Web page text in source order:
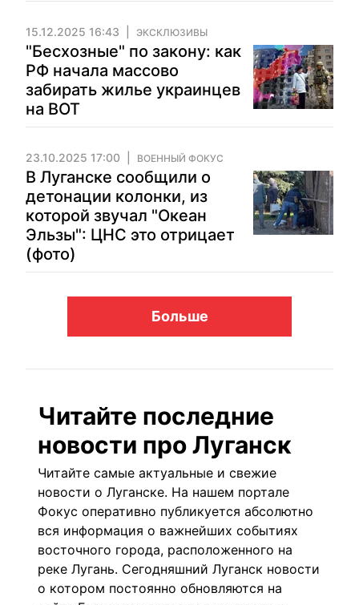
15.12.2025 16:43 ЭКСКЛЮЗИВЫ
"Бесхозные" по закону: как
РФ начала массово
забирать жилье украинцев
на ВОТ
23.10.2025 17:00 ВОЕННЫЙ ФОКУС
В Луганске сообщили о
детонации колонки, из
которой звучал "Океан
Эльзы": ЦНС это отрицает
(фото)
Больше
Читайте последние
новости про Луганск
Читайте самые актуальные и свежие
новости о Луганске. На нашем портале
Фокус оперативно публикуется абсолютно
вся информация о важнейших событиях
восточного города, расположенного на
реке Лугань. Сегодняшний Луганск новости
о котором постоянно обновляются на